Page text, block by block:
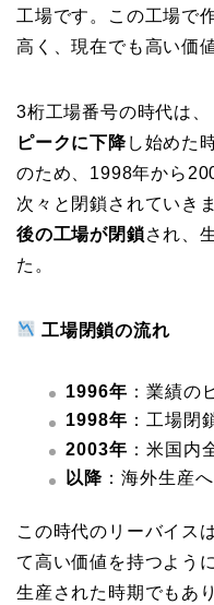
工場です。この工場で
高く、現在でも高い価
3桁工場番号の時代は、
ピークに下降 し始めた
のため、1998年から
次々と閉鎖されていき
後の工場が閉鎖され、
た。
工場閉鎖の流れ
1996年 ：業績の
1998年 ：工場閉
2003年 ：米国内
以降 ：海外生産
この時代のリーバイス
て高い価値を持つよう
生産された時期でもあ